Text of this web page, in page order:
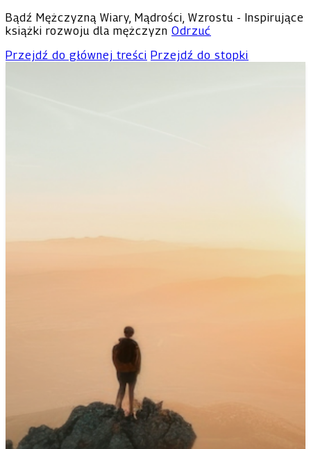
Bądź Mężczyzną Wiary, Mądrości, Wzrostu - Inspirujące
książki rozwoju dla mężczyzn Odrzuć
Przejdź do głównej treści Przejdź do stopki